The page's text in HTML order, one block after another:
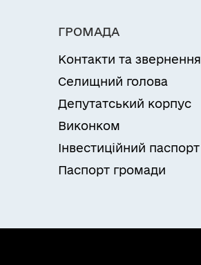
ГРОМАДА
Контакти та звернення
Селищний голова
Депутатський корпус
Виконком
Інвестиційний паспорт
Паспорт громади